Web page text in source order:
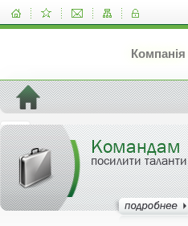
Компанія
Командам
посилити таланти